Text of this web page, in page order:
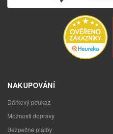
NAKUPOVÁNÍ
Dárkový poukaz
Možnosti dopravy
Bezpečné platby